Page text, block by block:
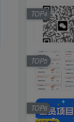
TOP4
TOP5
TOP6